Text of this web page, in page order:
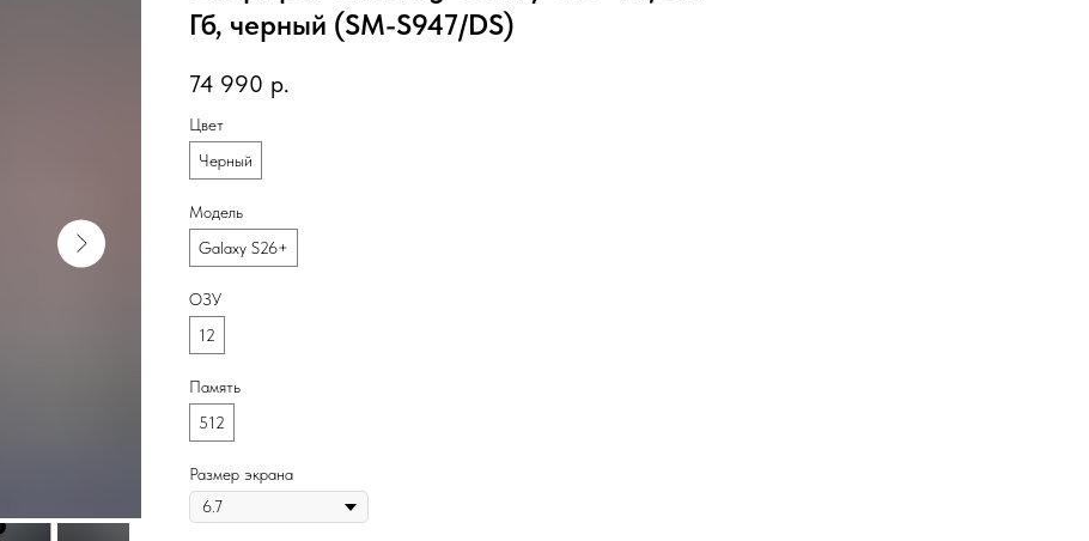
Гб, черный (SM-S947/DS)
74 990 р.
Цвет
Черный
Модель
Galaxy S26+
ОЗУ
12
Память
512
Размер экрана